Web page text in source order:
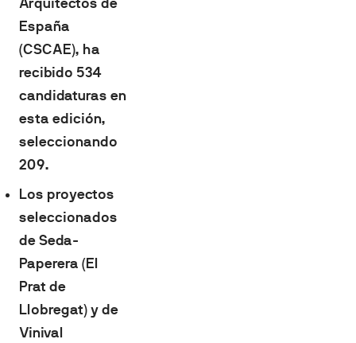
España
(CSCAE), ha
recibido 534
candidaturas en
esta edición,
seleccionando
209.
Los proyectos
seleccionados
de Seda-
Paperera (El
Prat de
Llobregat) y de
Vinival